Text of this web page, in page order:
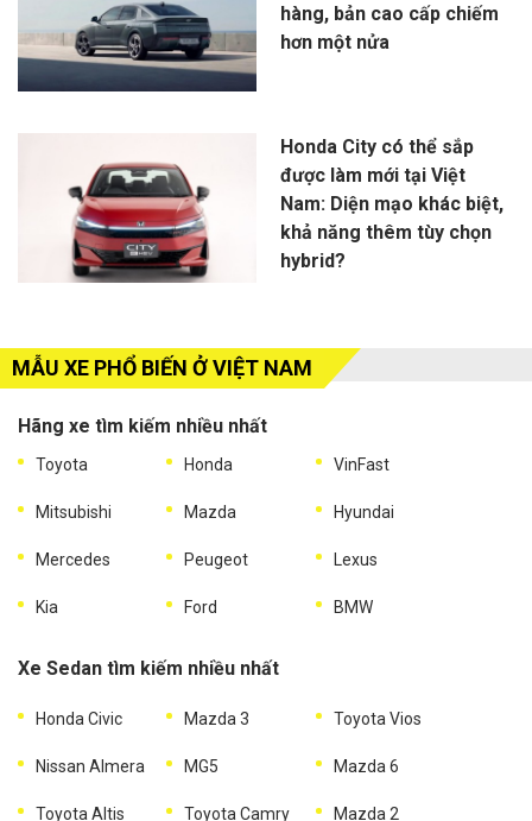
hàng, bản cao cấp chiếm
hơn một nửa
Honda City có thể sắp
được làm mới tại Việt
Nam: Diện mạo khác biệt,
khả năng thêm tùy chọn
hybrid?
MẪU XE PHỔ BIẾN Ở VIỆT NAM
Hãng xe tìm kiếm nhiều nhất
Toyota Honda VinFast
Mitsubishi Mazda Hyundai
Mercedes Peugeot Lexus
Kia Ford BMW
Xe Sedan tìm kiếm nhiều nhất
Honda Civic Mazda 3 Toyota Vios
Nissan Almera MG5 Mazda 6
Toyota Altis Toyota Camry Mazda 2